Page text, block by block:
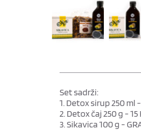
Set sadrži:
1. Detox sirup 250 ml -
2. Detox čaj 250 g - 15
3. Sikavica 100 g -